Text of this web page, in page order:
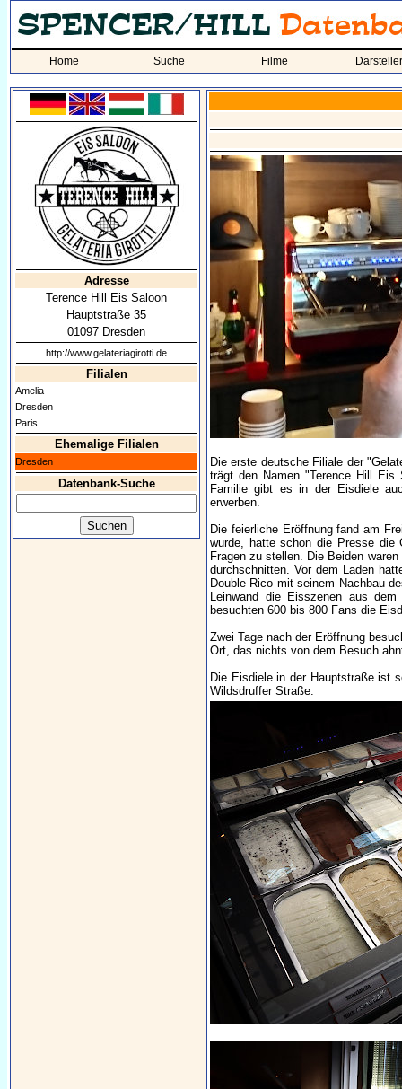
Home Suche Filme Darsteller
Adresse
Terence Hill Eis Saloon
Hauptstraße 35
01097 Dresden
http://www.gelateriagirotti.de
Filialen
Amelia
Dresden
Paris
Ehemalige Filialen
Dresden
Datenbank-Suche
Die erste deutsche Filiale der
trägt den Namen "Terence Hill Eis
Familie gibt es in der Eisdiele
erwerben.
Die feierliche Eröffnung fand am
wurde, hatte schon die Presse die
Fragen zu stellen. Die Beiden
durchschnitten. Vor dem Laden
Double Rico mit seinem Nachbau
Leinwand die Eisszenen aus
besuchten 600 bis 800 Fans die
Zwei Tage nach der Eröffnung
Ort, das nichts von dem Besuch
Die Eisdiele in der Hauptstraße ist
Wildsdruffer Straße.